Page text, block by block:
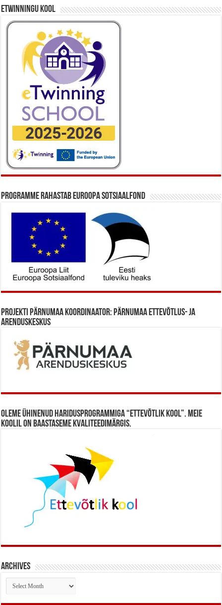
eTwinningu kool
Programme rahastab Euroopa Sotsiaalfond
Projekti Pärnumaa koordinaator: Pärnumaa Ettevõtlus- ja
Arenduskeskus
Oleme ühinenud haridusprogrammiga “Ettevõtlik Kool”. Meie
koolil on baastaseme kvaliteedimärgis.
Archives
Archives